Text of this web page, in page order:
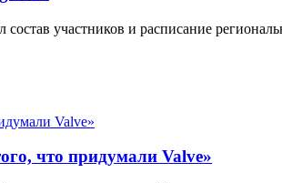
участников и расписание
что придумали Valve»‎